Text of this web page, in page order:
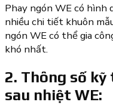
Phay ngón WE có hình
nhiều chi tiết khuôn
ngón WE có thể gia
khó nhất.
2. Thông số
sau nhiệt WE: